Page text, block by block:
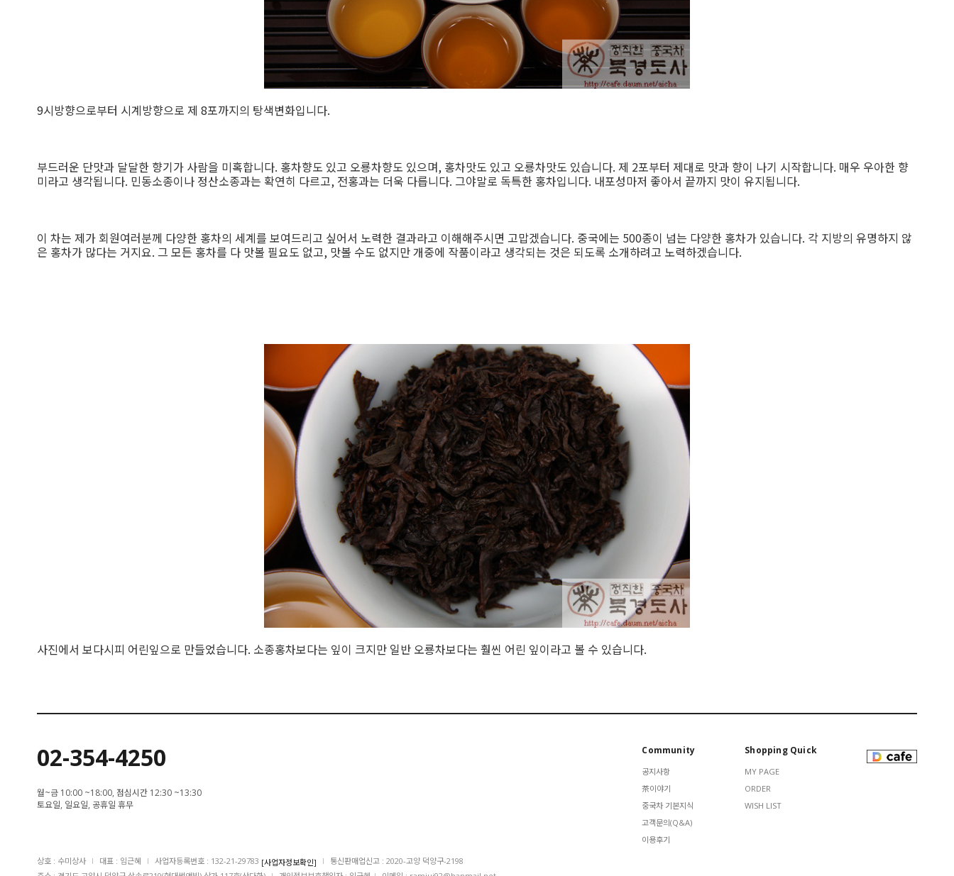
9시방향으로부터 시계방향으로 제 8포까지의 탕색변화입니다.
부드러운 단맛과 달달한 향기가 사람을 미혹합니다. 홍차향도 있고 오룡차향도 있으며, 홍차맛도 있고 오룡차맛도 있습니다. 제 2포부터 제대로 맛과 향이 나기 시작합니다. 매우 우아한 향
미라고 생각됩니다. 민동소종이나 정산소종과는 확연히 다르고, 전홍과는 더욱 다릅니다. 그야말로 독특한 홍차입니다. 내포성마저 좋아서 끝까지 맛이 유지됩니다.
이 차는 제가 회원여러분께 다양한 홍차의 세계를 보여드리고 싶어서 노력한 결과라고 이해해주시면 고맙겠습니다. 중국에는 500종이 넘는 다양한 홍차가 있습니다. 각 지방의 유명하지 않
은 홍차가 많다는 거지요. 그 모든 홍차를 다 맛볼 필요도 없고, 맛볼 수도 없지만 개중에 작품이라고 생각되는 것은 되도록 소개하려고 노력하겠습니다.
사진에서 보다시피 어린잎으로 만들었습니다. 소종홍차보다는 잎이 크지만 일반 오룡차보다는 훨씬 어린 잎이라고 볼 수 있습니다.
02-354-4250
월~금 10:00 ~18:00, 점심시간 12:30 ~13:30
토요일, 일요일, 공휴일 휴무
상호 : 수미상사 I 대표 : 임근혜 I 사업자등록번호 : 132-21-29783 [사업자정보확인] I
통신판매업신고 : 2020-고양 덕양구-2198
Community
공지사항
茶이야기
중국차 기본지식
고객문의(Q&A)
이용후기
Shopping Quick
MY PAGE
ORDER
WISH LIST